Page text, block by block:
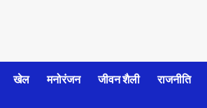
खेल मनोरंजन जीवन शैली राजनीति